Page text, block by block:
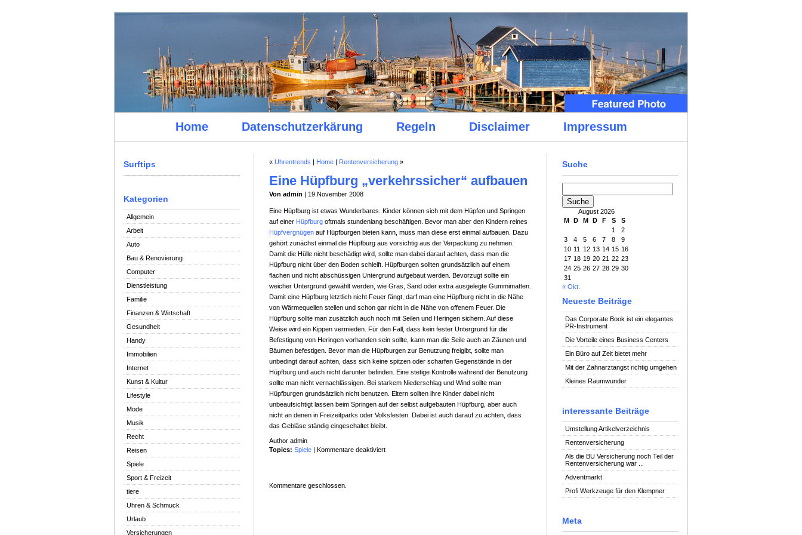
Home Datenschutzerkärung Regeln Disclaimer Impressum
Surftips
Kategorien
Allgemein
Arbeit
Auto
Bau & Renovierung
Computer
Dienstleistung
Familie
Finanzen & Wirtschaft
Gesundheit
Handy
Immobilien
Internet
Kunst & Kultur
Lifestyle
Mode
Musik
Recht
Reisen
Spiele
Sport & Freizeit
tiere
Uhren & Schmuck
Urlaub
Versicherungen
Suche
August 2026
M D M D F S
S
1
2
3
4 5 6 7 8
9
10 11 12 13 14 15 16
17 18 19 20 21 22 23
24 25 26 27 28 29 30
31
« Okt.
Neueste Beiträge
Das Corporate Book ist ein elegantes
PR-Instrument
Die Vorteile eines Business Centers
Ein Büro auf Zeit bietet mehr
Mit der Zahnarztangst richtig umgehen
Kleines Raumwunder
interessante Beiträge
Umstellung Artikelverzeichnis
Rentenversicherung
Als die BU Versicherung noch Teil der
Rentenversicherung war ...
Adventmarkt
Profi Werkzeuge für den Klempner
Meta
« Uhrentrends | Home | Rentenversicherung »
Eine Hüpfburg „verkehrssicher“ aufbauen
Von admin | 19.November 2008
Eine Hüpfburg ist etwas Wunderbares. Kinder können sich mit dem Hüpfen und Springen
auf einer Hüpfburg oftmals stundenlang beschäftigen. Bevor man aber den Kindern reines
Hüpfvergnügen auf Hüpfburgen bieten kann, muss man diese erst einmal aufbauen. Dazu
gehört zunächst einmal die Hüpfburg aus vorsichtig aus der Verpackung zu nehmen.
Damit die Hülle nicht beschädigt wird, sollte man dabei darauf achten, dass man die
Hüpfburg nicht über den Boden schleift. Hüpfburgen sollten grundsätzlich auf einem
flachen und nicht abschüssigen Untergrund aufgebaut werden. Bevorzugt sollte ein
weicher Untergrund gewählt werden, wie Gras, Sand oder extra ausgelegte Gummimatten.
Damit eine Hüpfburg letztlich nicht Feuer fängt, darf man eine Hüpfburg nicht in die Nähe
von Wärmequellen stellen und schon gar nicht in die Nähe von offenem Feuer. Die
Hüpfburg sollte man zusätzlich auch noch mit Seilen und Heringen sichern. Auf diese
Weise wird ein Kippen vermieden. Für den Fall, dass kein fester Untergrund für die
Befestigung von Heringen vorhanden sein sollte, kann man die Seile auch an Zäunen und
Bäumen befestigen. Bevor man die Hüpfburgen zur Benutzung freigibt, sollte man
unbedingt darauf achten, dass sich keine spitzen oder scharfen Gegenstände in der
Hüpfburg und auch nicht darunter befinden. Eine stetige Kontrolle während der Benutzung
sollte man nicht vernachlässigen. Bei starkem Niederschlag und Wind sollte man
Hüpfburgen grundsätzlich nicht benutzen. Eltern sollten ihre Kinder dabei nicht
unbeaufsichtigt lassen beim Springen auf der selbst aufgebauten Hüpfburg, aber auch
nicht an denen in Freizeitparks oder Volksfesten. Dabei ist auch darauf zu achten, dass
das Gebläse ständig eingeschaltet bleibt.
Author admin
Topics: Spiele | Kommentare deaktiviertfür
Kommentare geschlossen.